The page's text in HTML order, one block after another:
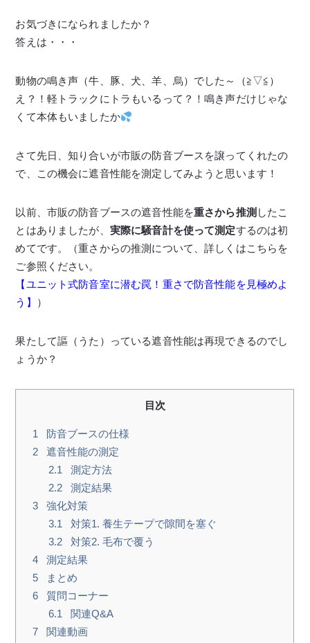
お気づきになられましたか？
答えは・・・
動物の鳴き声（牛、豚、犬、羊、烏）でした～（≧▽≦）
え？！軽トラックにトラもいるって？！鳴き声だけじゃな
くて本体もいましたか
さて先日、知り合いが市販の防音ブースを譲ってくれたの
で、この機会に遮音性能を測定してみようと思います！
以前、市販の防音ブースの遮音性能を重さから推測 したこ
とはありましたが、 実際に騒音計を使って測定するのは初
めてです。（重さからの推測について、詳しくはこちらを
ご参照ください。
【ユニット式防音室に潜む罠！重さで防音性能を見極めよ
う】
）
果たして謳（うた）っている遮音性能は再現できるのでし
ょうか？
目次
1
防音ブースの仕様
2
遮音性能の測定
2.1
測定方法
2.2
測定結果
3
強化対策
3.1
対策1. 養生テープで隙間を塞ぐ
3.2
対策2. 毛布で覆う
4
測定結果
5
まとめ
6
質問コーナー
6.1
関連Q&A
7
関連動画